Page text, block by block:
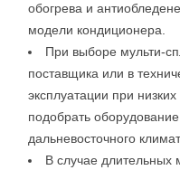
обогрева и
модели кондиционера.
При выборе мульти-
поставщика или в
эксплуатации при
подобрать
дальневосточного
В случае